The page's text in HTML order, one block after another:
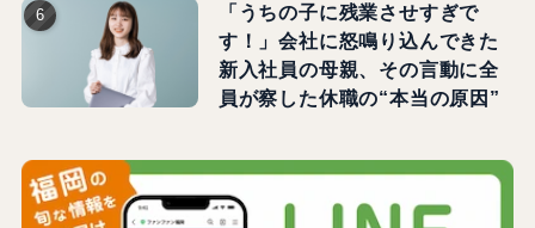
「うちの子に残業させすぎで
す！」会社に怒鳴り込んできた
新入社員の母親、その言動に全
員が察した休職の“本当の原因”